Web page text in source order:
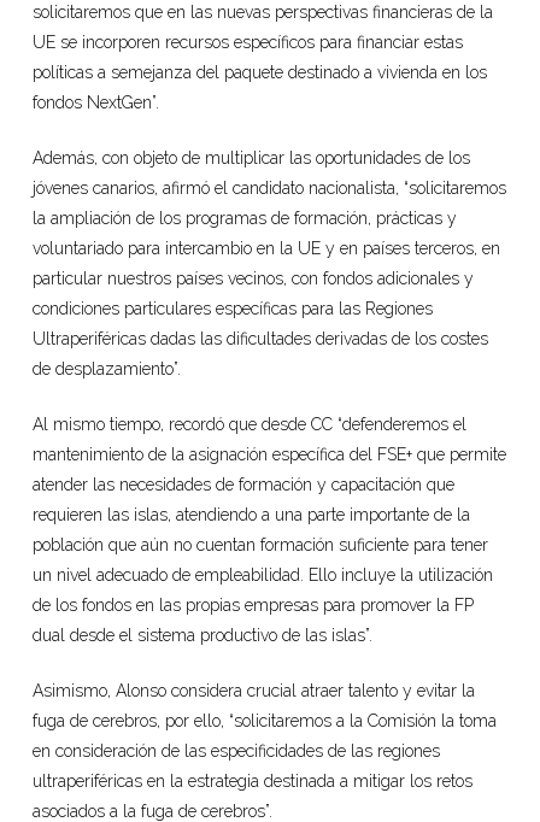
solicitaremos que en las nuevas perspectivas financieras de la
UE se incorporen recursos específicos para financiar estas
políticas a semejanza del paquete destinado a vivienda en los
fondos NextGen”.
Además, con objeto de multiplicar las oportunidades de los
jóvenes canarios, afirmó el candidato nacionalista, “solicitaremos
la ampliación de los programas de formación, prácticas y
voluntariado para intercambio en la UE y en países terceros, en
particular nuestros países vecinos, con fondos adicionales y
condiciones particulares específicas para las Regiones
Ultraperiféricas dadas las dificultades derivadas de los costes
de desplazamiento”.
Al mismo tiempo, recordó que desde CC “defenderemos el
mantenimiento de la asignación específica del FSE+ que permite
atender las necesidades de formación y capacitación que
requieren las islas, atendiendo a una parte importante de la
población que aún no cuentan formación suficiente para tener
un nivel adecuado de empleabilidad. Ello incluye la utilización
de los fondos en las propias empresas para promover la FP
dual desde el sistema productivo de las islas”.
Asimismo, Alonso considera crucial atraer talento y evitar la
fuga de cerebros, por ello, “solicitaremos a la Comisión la toma
en consideración de las especificidades de las regiones
ultraperiféricas en la estrategia destinada a mitigar los retos
asociados a la fuga de cerebros”.